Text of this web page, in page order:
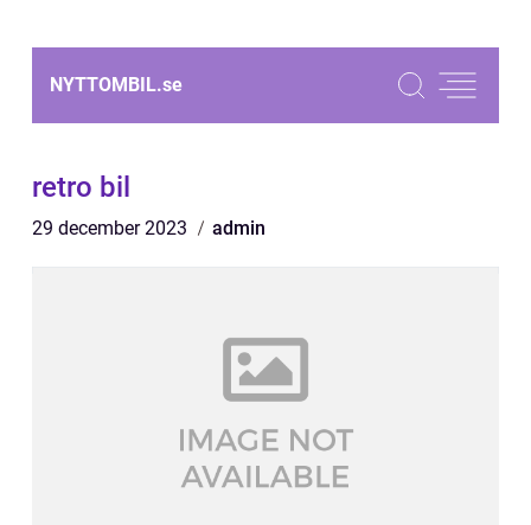
NYTTOMBIL.se
retro bil
29 december 2023 admin